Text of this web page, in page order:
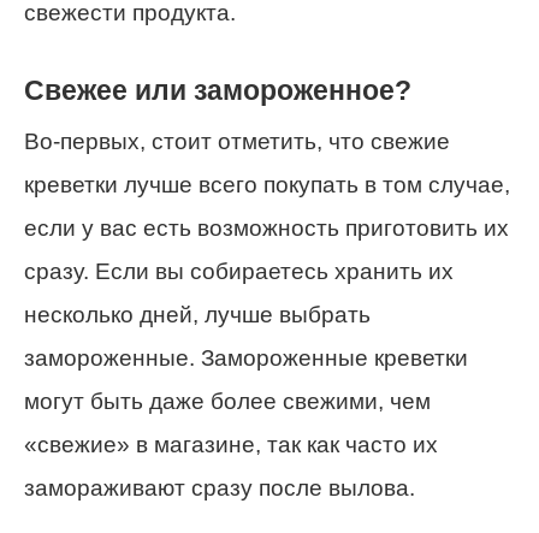
свежести продукта.
Свежее или замороженное?
Во-первых, стоит отметить, что свежие
креветки лучше всего покупать в том случае,
если у вас есть возможность приготовить их
сразу. Если вы собираетесь хранить их
несколько дней, лучше выбрать
замороженные. Замороженные креветки
могут быть даже более свежими, чем
«свежие» в магазине, так как часто их
замораживают сразу после вылова.